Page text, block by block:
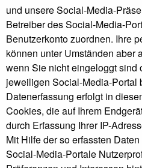
und unsere Social-Media-
Betreiber des Social-Media-
Benutzerkonto zuordnen. Ihre
können unter Umständen aber
wenn Sie nicht eingeloggt sind
jeweiligen Social-Media-Portal
Datenerfassung erfolgt in
Cookies, die auf Ihrem
durch Erfassung Ihrer IP-
Mit Hilfe der so erfassten
Social-Media-Portale